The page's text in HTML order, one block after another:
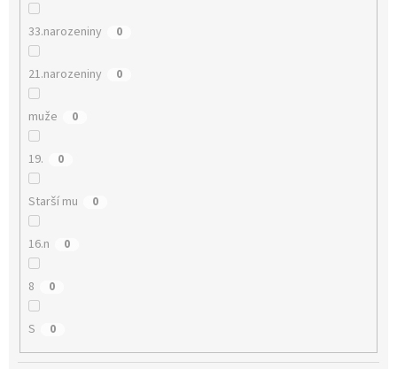
33.narozeniny 0
21.narozeniny 0
muže 0
19. 0
Starší mu 0
16.n 0
8 0
S 0